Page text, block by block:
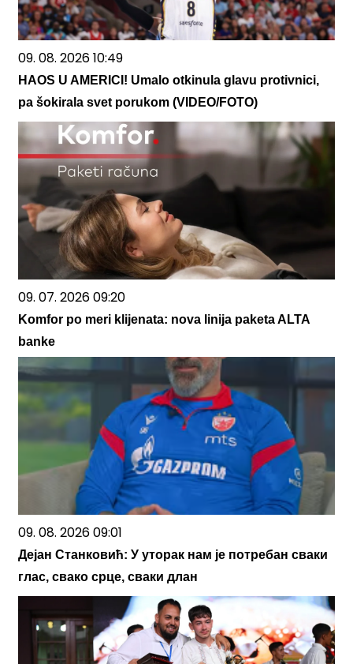
09. 08. 2026 10:49
HAOS U AMERICI! Umalo otkinula glavu protivnici,
pa šokirala svet porukom (VIDEO/FOTO)
09. 07. 2026 09:20
Komfor po meri klijenata: nova linija paketa ALTA
banke
09. 08. 2026 09:01
Дејан Станковић: У уторак нам је потребан сваки
глас, свако срце, сваки длан